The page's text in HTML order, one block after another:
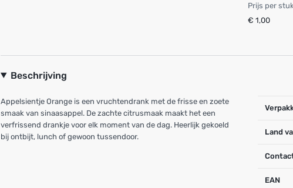
Prijs per stuk
€ 1,00
Beschrijving
Appelsientje Orange is een vruchtendrank met de frisse en zoete
smaak van sinaasappel. De zachte citrusmaak maakt het een
verfrissend drankje voor elk moment van de dag. Heerlijk gekoeld
bij ontbijt, lunch of gewoon tussendoor.
Land
EAN